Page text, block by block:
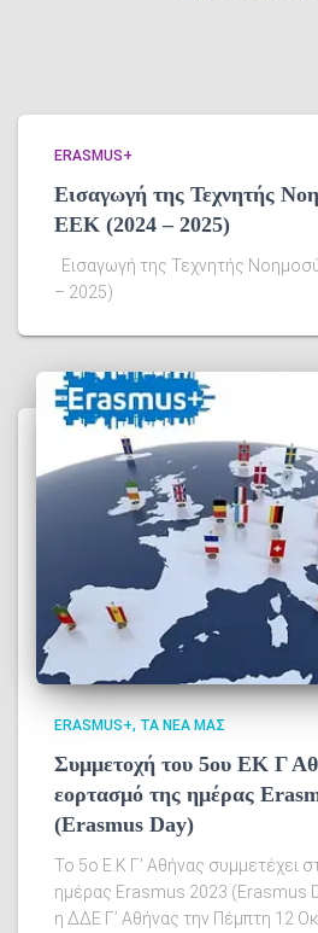
ERASMUS+
Εισαγωγή της Τεχνητής
ΕΕΚ (2024 – 2025)
Εισαγωγή της Τεχνητής
– 2025)
ERASMUS+ ΤΑ ΝΈΑ ΜΑΣ
Συμμετοχή του 5ου ΕΚ Γ
εορτασμό της ημέρας
(Erasmus Day)
Το 5ο Ε.Κ Γ’ Αθήνας συμμετέχει
ημέρας Erasmus 2023 (Erasmus
η ΔΔΕ Γ’ Αθήνας την Πέμπτη 12